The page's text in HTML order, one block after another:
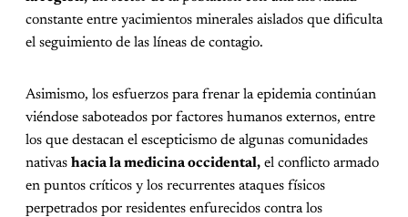
constante entre yacimientos minerales aislados que dificulta
el seguimiento de las líneas de contagio.
Asimismo, los esfuerzos para frenar la epidemia continúan
viéndose saboteados por factores humanos externos, entre
los que destacan el escepticismo de algunas comunidades
nativas hacia la medicina occidental, el conflicto armado
en puntos críticos y los recurrentes ataques físicos
perpetrados por residentes enfurecidos contra los